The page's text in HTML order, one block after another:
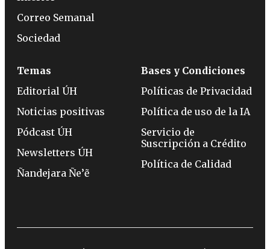
Correo Semanal
Sociedad
Temas
Editorial ÚH
Noticias positivas
Pódcast ÚH
Newsletters ÚH
Ñandejara Ñe’ẽ
Bases y Condiciones
Políticas de Privacidad
Política de uso de la IA
Servicio de
Suscripción a Crédito
Política de Calidad